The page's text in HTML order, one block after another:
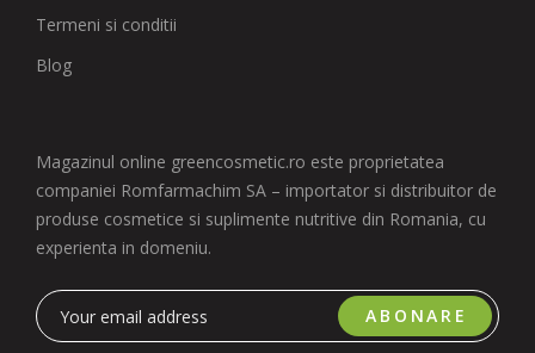
Termeni si conditii
Blog
Magazinul online greencosmetic.ro este proprietatea
companiei Romfarmachim SA – importator si distribuitor de
produse cosmetice si suplimente nutritive din Romania, cu
experienta in domeniu.
ABONARE